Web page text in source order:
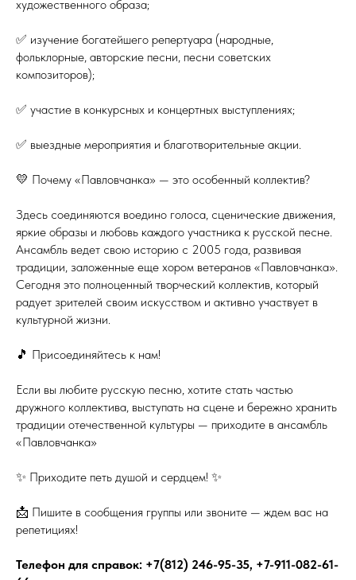
художественного образа;
✅ изучение богатейшего репертуара (народные,
фольклорные, авторские песни, песни советских
композиторов);
✅ участие в конкурсных и концертных выступлениях;
✅ выездные мероприятия и благотворительные акции.
💛 Почему «Павловчанка» — это особенный коллектив?
Здесь соединяются воедино голоса, сценические движения,
яркие образы и любовь каждого участника к русской песне.
Ансамбль ведет свою историю с 2005 года, развивая
традиции, заложенные еще хором ветеранов «Павловчанка».
Сегодня это полноценный творческий коллектив, который
радует зрителей своим искусством и активно участвует в
культурной жизни.
🎵 Присоединяйтесь к нам!
Если вы любите русскую песню, хотите стать частью
дружного коллектива, выступать на сцене и бережно хранить
традиции отечественной культуры — приходите в ансамбль
«Павловчанка»
✨ Приходите петь душой и сердцем! ✨
📩 Пишите в сообщения группы или звоните — ждем вас на
репетициях!
Телефон для справок: +7(812) 246-95-35, +7-911-082-61-